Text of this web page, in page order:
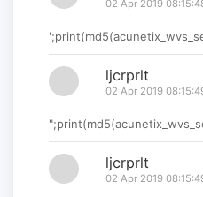
02 Apr 2019
ljcrprlt
02 Apr 2019
ljcrprlt
02 Apr 2019